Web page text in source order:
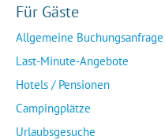
Für Gäste
Allgemeine Buchungsanfrage
Last-Minute-Angebote
Hotels / Pensionen
Campingplätze
Urlaubsgesuche